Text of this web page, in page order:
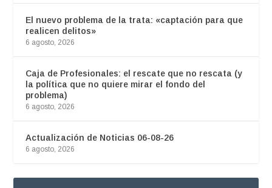
El nuevo problema de la trata: «captación para que
realicen delitos»
6 agosto, 2026
Caja de Profesionales: el rescate que no rescata (y
la política que no quiere mirar el fondo del
problema)
6 agosto, 2026
Actualización de Noticias 06-08-26
6 agosto, 2026